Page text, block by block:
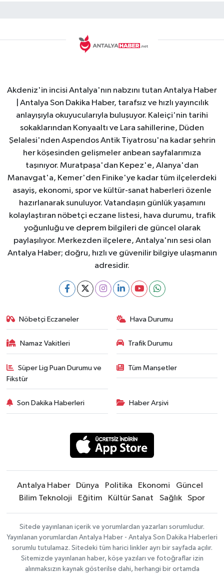
Akdeniz'in incisi Antalya'nın nabzını tutan Antalya Haber
| Antalya Son Dakika Haber, tarafsız ve hızlı yayıncılık
anlayışıyla okuyucularıyla buluşuyor. Kaleiçi'nin tarihi
sokaklarından Konyaaltı ve Lara sahillerine, Düden
Şelalesi'nden Aspendos Antik Tiyatrosu'na kadar şehrin
her köşesinden gelişmeler anbean sayfalarımıza
taşınıyor. Muratpaşa'dan Kepez'e, Alanya'dan
Manavgat'a, Kemer'den Finike'ye kadar tüm ilçelerdeki
asayiş, ekonomi, spor ve kültür-sanat haberleri özenle
hazırlanarak sunuluyor. Vatandaşın günlük yaşamını
kolaylaştıran nöbetçi eczane listesi, hava durumu, trafik
yoğunluğu ve deprem bilgileri de güncel olarak
paylaşılıyor. Merkezden ilçelere, Antalya'nın sesi olan
Antalya Haber; doğru, hızlı ve güvenilir bilgiye ulaşmanın
adresidir.
Nöbetçi Eczaneler Hava Durumu
Namaz Vakitleri Trafik Durumu
Süper Lig Puan Durumu ve
Fikstür
Tüm Manşetler
Son Dakika Haberleri Haber Arşivi
Antalya Haber Dünya Politika Ekonomi
Güncel
Bilim Teknoloji
Eğitim Kültür Sanat Sağlık Spor
Sitede yayınlanan içerik ve yorumlardan yazarları sorumludur.
Yayınlanan yorumlardan Antalya Haber - Antalya Son Dakika Haberleri
sorumlu tutulamaz. Sitedeki tüm harici linkler ayrı bir sayfada açılır.
Sitemizde yayınlanan haber, köşe yazıları ve fotoğraflar izin
alınmaksızın kaynak gösterilse dahi, herhangi bir ortamda